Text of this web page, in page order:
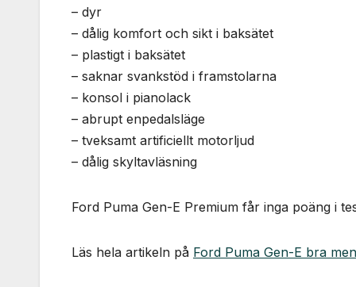
– dyr
– dålig komfort och sikt i baksätet
– plastigt i baksätet
– saknar svankstöd i framstolarna
– konsol i pianolack
– abrupt enpedalsläge
– tveksamt artificiellt motorljud
– dålig skyltavläsning
Ford Puma Gen-E Premium får inga poäng i
Läs hela artikeln på Ford Puma Gen-E bra